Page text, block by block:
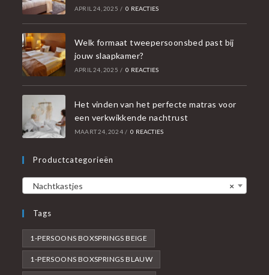
APRIL 24, 2025 / 0 REACTIES
Welk formaat tweepersoonsbed past bij
jouw slaapkamer?
APRIL 24, 2025 / 0 REACTIES
Het vinden van het perfecte matras voor
een verkwikkende nachtrust
MAART 24, 2024 / 0 REACTIES
Productcategorieën
×
Nachtkastjes
Tags
1-PERSOONS BOXSPRINGS BEIGE
1-PERSOONS BOXSPRINGS BLAUW